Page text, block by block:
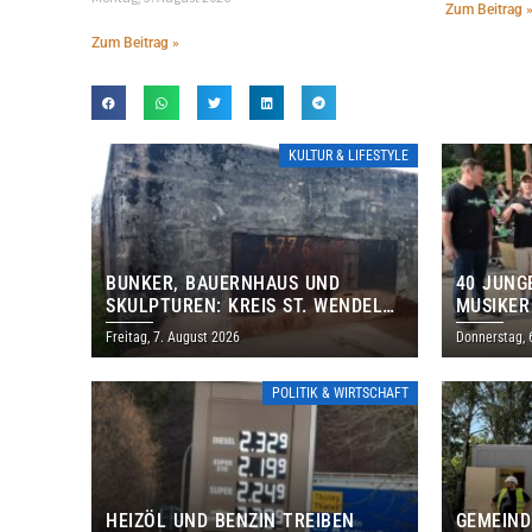
Zum Beitrag »
Zum Beitrag »
KULTUR & LIFESTYLE
BUNKER, BAUERNHAUS UND
SKULPTUREN: KREIS ST. WENDEL
LÄDT ZUM TAG DES OFFENEN
DENKMALS EIN
Freitag, 7. August 2026
40
THOLEY
Donnerstag,
POLITIK & WIRTSCHAFT
HEIZÖL UND BENZIN TREIBEN